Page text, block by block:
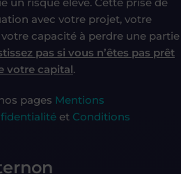
avec votre projet, votre
capacité à perdre une partie
pas si vous n’êtes pas prêt
votre capital.
pages Mentions
et Conditions